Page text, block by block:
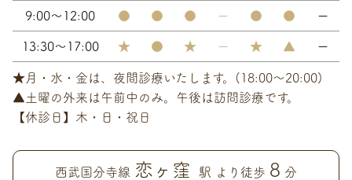
9:00～12:00 ● ● ● ー ● ● ー
13:30～17:00 ★ ● ★ ー ★ ▲ ー
★月・水・金は、夜間診療いたします。(18:00～20:00)
▲土曜の外来は午前中のみ。午後は訪問診療です。
【休診日】木・日・祝日
西武国分寺線 恋ヶ窪 駅 より徒歩 8 分